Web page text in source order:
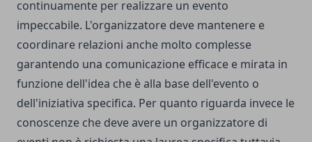
continuamente per realizzare un evento
impeccabile. L'organizzatore deve mantenere e
coordinare relazioni anche molto complesse
garantendo una comunicazione efficace e mirata in
funzione dell'idea che è alla base dell'evento o
dell'iniziativa specifica. Per quanto riguarda invece le
conoscenze che deve avere un organizzatore di